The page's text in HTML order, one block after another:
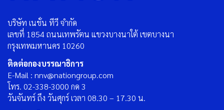
บริษัท เนชั่น ทีวี จำกัด
เลขที่ 1854 ถนนเทพรัตน แขวงบางนาใต้ เขตบางนา
กรุงเทพมหานคร 10260
ติดต่อกองบรรณาธิการ
E-Mail : nnv@nationgroup.com
โทร. 02-338-3000 กด 3
วันจันทร์ ถึง วันศุกร์ เวลา 08.30 – 17.30 น.